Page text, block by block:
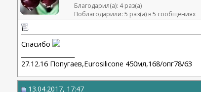
Благодарил(а): 4 раз(а)
Поблагодарили: 5 раз(а) в 5 сообщениях
Спасибо
27.12.16 Попугаев,Eurosilicone 450мл,168/опг78/63
13.04.2017, 17:47